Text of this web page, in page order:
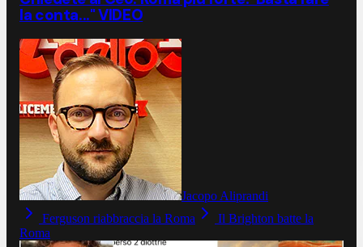
la conta..." VIDEO
Jacopo Aliprandi
Ferguson riabbraccia la Roma
Il Brighton batte la
Roma